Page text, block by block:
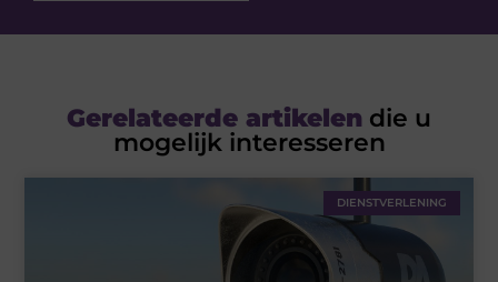
Gerelateerde artikelen die u
mogelijk interesseren
DIENSTVERLENING